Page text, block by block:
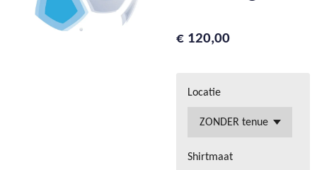
€ 120,00
Locatie
Shirtmaat